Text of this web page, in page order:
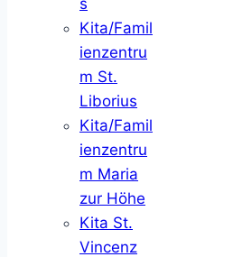
s
Kita/Famil
ienzentru
m St.
Liborius
Kita/Famil
ienzentru
m Maria
zur Höhe
Kita St.
Vincenz